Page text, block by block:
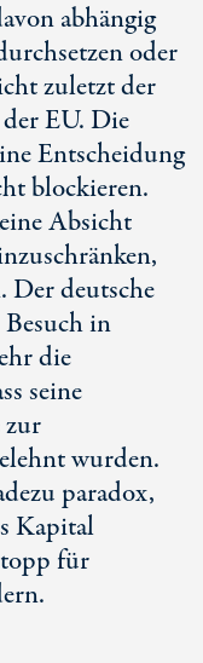
abhängig
oder
zuletzt der
EU. Die
Entscheidung
blockieren.
Absicht
Der deutsche
in
die
seine
wurden.
paradox,
Kapital
für